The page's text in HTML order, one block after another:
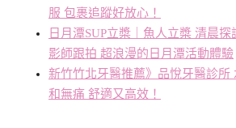
服 包裹追蹤好放心！
日月潭SUP立槳｜魚人立槳 清晨
影師跟拍 超浪漫的日月潭活動體驗
新竹竹北牙醫推薦》品悅牙醫診所
和無痛 舒適又高效！